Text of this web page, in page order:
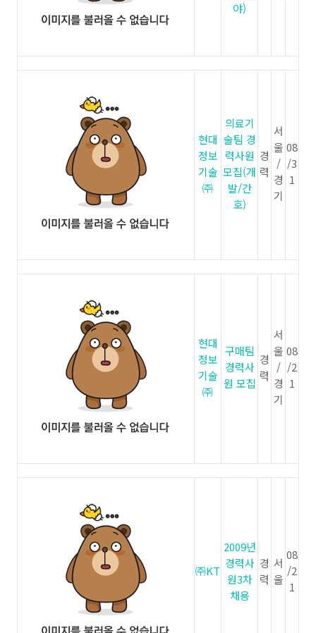
야)
현대
정보
기술
㈜
의료기
술팀 경
력사원
모집(개
발/간
호)
경
력
서
울
/
경
기
08
/3
1
현대
정보
기술
㈜
구매팀
경력사
원 모집
경
력
서
울
/
경
기
08
/2
1
㈜KT
2009년
경력사
원3차
채용
경
력
서
울
08
/2
1